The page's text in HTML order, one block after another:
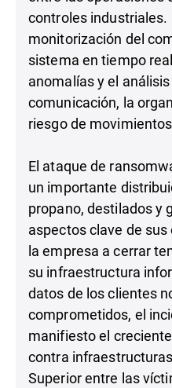
controles industriales.
monitorización del
sistema en tiempo
anomalías y el
comunicación, la
riesgo de
El ataque de
un importante
propano, destilados y
aspectos clave de
la empresa a cerrar
su infraestructura
datos de los clientes
comprometidos, el
manifiesto el
contra
Superior entre las